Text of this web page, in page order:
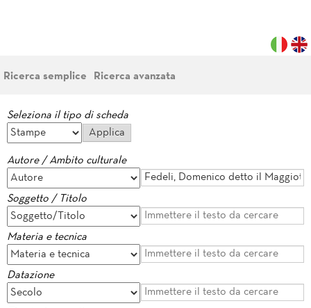
Ricerca semplice Ricerca avanzata
Seleziona il tipo di scheda
Autore / Ambito culturale
Soggetto / Titolo
Materia e tecnica
Datazione